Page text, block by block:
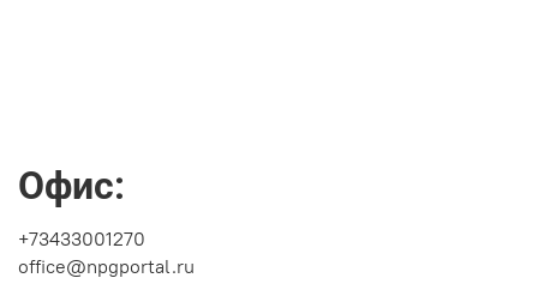
Офис:
+73433001270
office@npgportal.ru